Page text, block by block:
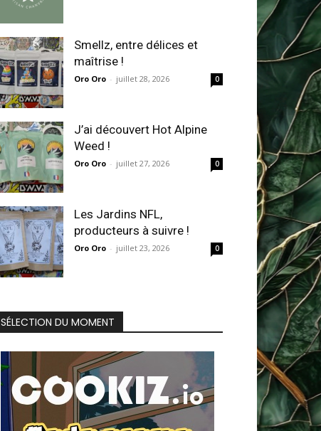
Smellz, entre délices et
maîtrise !
Oro Oro - juillet 28, 2026 0
J’ai découvert Hot Alpine
Weed !
Oro Oro - juillet 27, 2026 0
Les Jardins NFL,
producteurs à suivre !
Oro Oro - juillet 23, 2026 0
SÉLECTION DU MOMENT